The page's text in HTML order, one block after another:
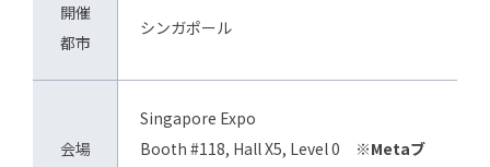
開催
都市
シンガポール
会場
Singapore Expo
Booth #118, Hall X5, Level 0 ※Metaブ